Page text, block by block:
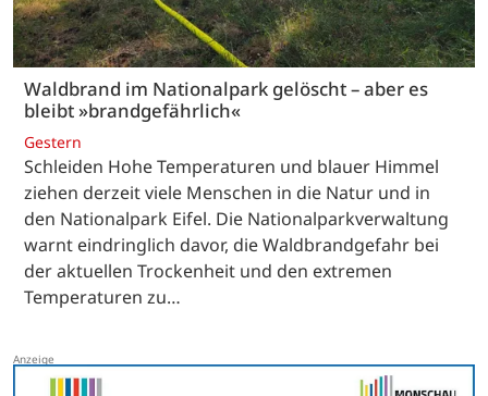
Waldbrand im Nationalpark gelöscht – aber es
bleibt »brandgefährlich«
Gestern
Schleiden Hohe Temperaturen und blauer Himmel
ziehen derzeit viele Menschen in die Natur und in
den Nationalpark Eifel. Die Nationalparkverwaltung
warnt eindringlich davor, die Waldbrandgefahr bei
der aktuellen Trockenheit und den extremen
Temperaturen zu…